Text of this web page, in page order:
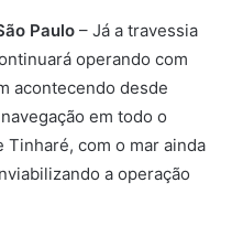
Paulo – Já a travessia
operando com
acontecendo desde
em todo o
Tinharé, com o mar ainda
a operação